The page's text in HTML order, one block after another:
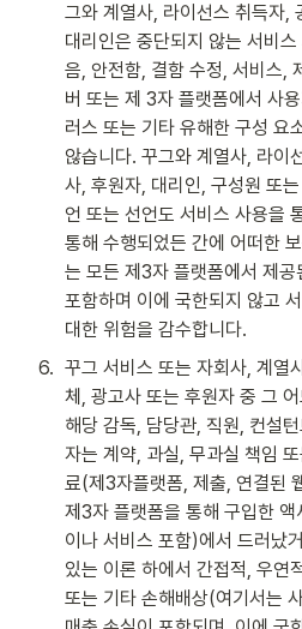
그와 계열사, 라이선스 취득자,
대리인은 중단되지 않는 서비
음, 안전함, 결함 수정, 서비스,
버 또는 제 3자 플랫폼에서 사
러스 또는 기타 유해한 구성 요
않습니다. 꾸그와 계열사, 라이
사, 후원자, 대리인, 구성원 또
언 또는 선언도 서비스 사용을
통해 수행되었든 간에 어떠한
는 모든 제3자 플랫폼에서 제
포함하며 이에 국한되지 않고
대한 위험을 감수합니다.
6. 꾸그 서비스 또는 자회사, 계열
체, 광고사 또는 후원자 중 그
해당 감독, 담당관, 직원, 컨설
자는 계약, 과실, 무과실 책임
료(제3자플랫폼, 제출, 연결된
제3자 플랫폼을 통해 구입한
이나 서비스 포함)에서 드러났
있는 이론 하에서 간접적, 우연
또는 기타 손해배상(여기서는